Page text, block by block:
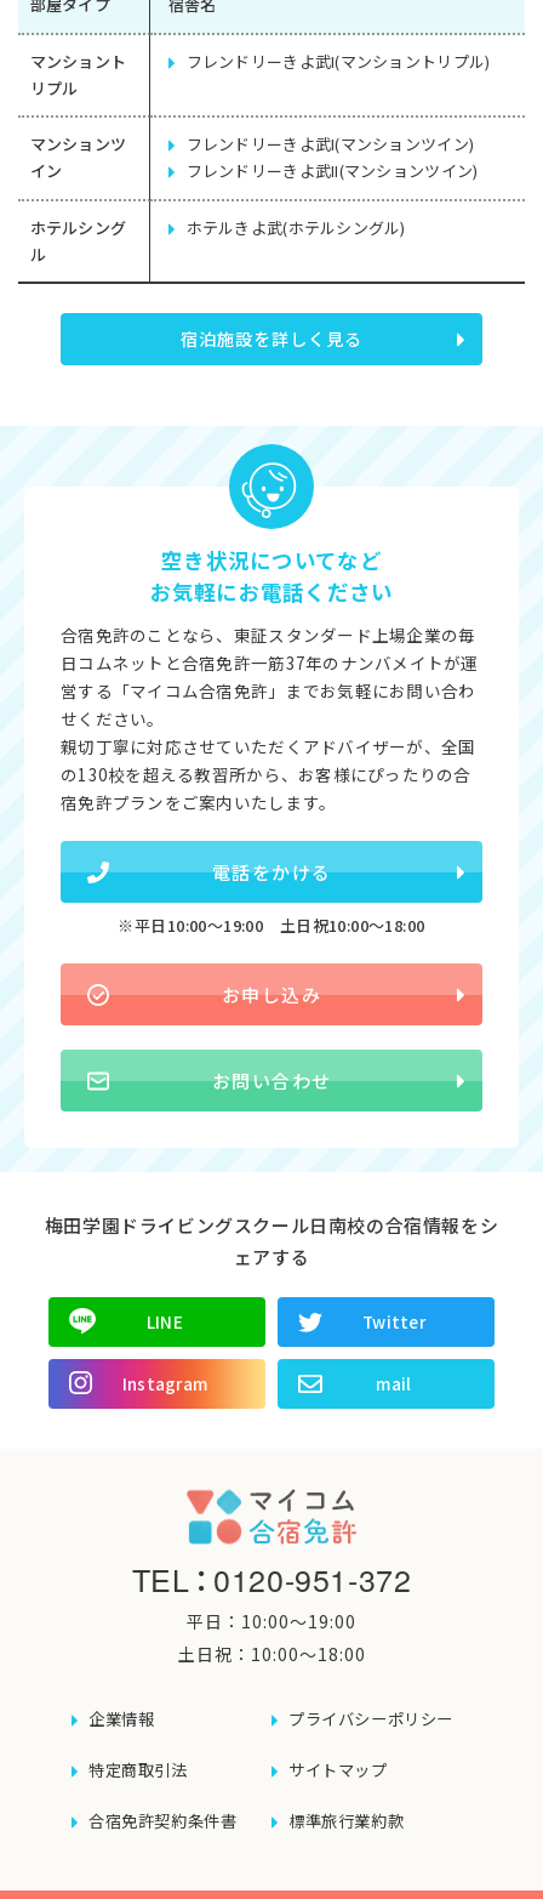
マンショント
リプル
フレンドリーきよ武I(マンショントリプル)
マンションツ
イン
フレンドリーきよ武I(マンションツイン)
フレンドリーきよ武II(マンションツイン)
ホテルシング
ル
ホテルきよ武(ホテルシングル)
宿泊施設を詳しく見る
空き状況についてなど
お気軽にお電話ください
合宿免許のことなら、東証スタンダード上場企業の毎
日コムネットと合宿免許一筋37年のナンバメイトが運
営する「マイコム合宿免許」までお気軽にお問い合わ
せください。
親切丁寧に対応させていただくアドバイザーが、全国
の130校を超える教習所から、お客様にぴったりの合
宿免許プランをご案内いたします。
電話をかける
※平日10:00〜19:00 土日祝10:00〜18:00
お申し込み
お問い合わせ
梅田学園ドライビングスクール日南校の合宿情報をシ
ェアする
LINE Twitter
Instagram mail
TEL：0120-951-372
平日：10:00〜19:00
土日祝：10:00〜18:00
企業情報 プライバシーポリシー
特定商取引法 サイトマップ
合宿免許契約条件書 標準旅行業約款